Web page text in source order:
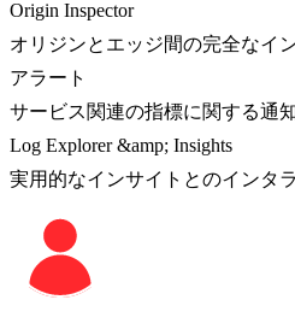
Origin Inspector
オリジンとエッジ間の完全なイ
アラート
サービス関連の指標に関する通
Log Explorer &amp; Insights
実用的なインサイトとのインタ